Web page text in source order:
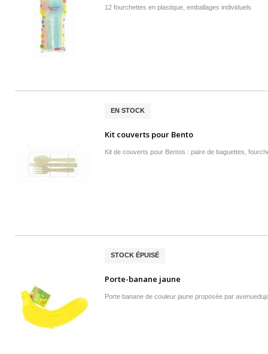
12 fourchettes en plastique, emballages individuels
EN STOCK
Kit couverts pour Bento
Kit de couverts pour Bentos : paire de baguettes,
STOCK ÉPUISÉ
Porte-banane jaune
Porte banane de couleur jaune proposée par